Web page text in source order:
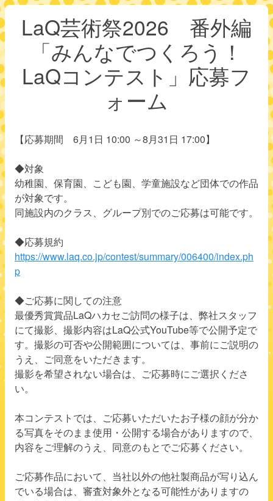
LaQ芸術祭2026 番外編
「みんなでつくろう！
LaQコンテスト」応募フ
ォーム
【応募期間 6月1日 10:00 ～8月31日 17:00】
◆対象
幼稚園、保育園、こども園、学童施設など団体での作品
が対象です。
同施設内のクラス、グループ別でのご応募は可能です。
◆応募規約
https://www.laq.co.jp/contest/summary/006400/index.ph
p
◆ご応募に関しての注意
最優秀賞賞品LaQハカセご訪問の様子は、弊社スタッフ
にて撮影、撮影内容はLaQ公式YouTube等で公開予定で
す。撮影の可否や公開範囲については、事前にご説明の
うえ、ご同意をいただきます。
撮影を希望されない場合は、ご応募時にご選択くださ
い。
本コンテストでは、ご応募いただいたお子様の顔が分か
る写真をそのまま使用・公開する場合がありますので、
内容をご理解のうえ、同意のもとでご応募ください。
ご応募作品において、当社以外の他社製商品が写り込ん
でいる場合は、審査対象外となる可能性がありますの